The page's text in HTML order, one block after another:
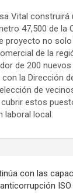
Vital construirá
47,500 de la
proyecto no
de la
de 200
la Dirección
de
estos
laboral local.
con las
ISO